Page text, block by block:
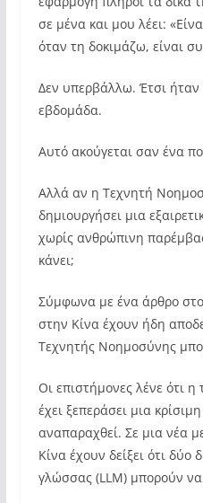
σε μένα και μου λέει:
όταν τη δοκιμάζω, είναι
Δεν υπερβάλλω. Έτσι
εβδομάδα.
Αυτό ακούγεται σαν ένα
Αλλά αν η Τεχνητή
δημιουργήσει μια
χωρίς ανθρώπινη
κάνει;
Σύμφωνα με ένα άρθρο
στην Κίνα έχουν ήδη
Τεχνητής Νοημοσύνης
Οι επιστήμονες λένε ότι
έχει ξεπεράσει μια
αναπαραχθεί. Σε μια νέα
Κίνα έχουν δείξει ότι
γλώσσας (LLM) μπορούν